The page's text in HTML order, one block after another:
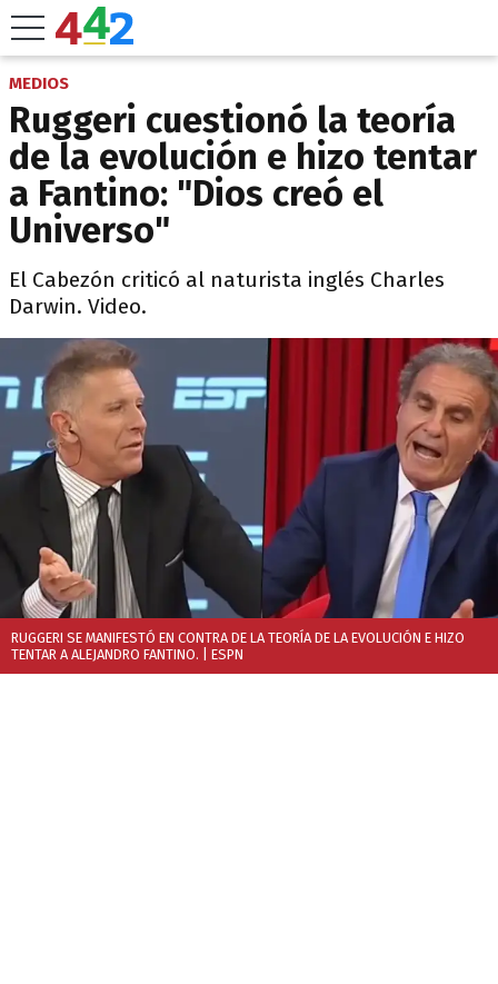
MEDIOS
Ruggeri cuestionó la teoría
de la evolución e hizo tentar
a Fantino: "Dios creó el
Universo"
El Cabezón criticó al naturista inglés Charles
Darwin. Video.
RUGGERI SE MANIFESTÓ EN CONTRA DE LA TEORÍA DE LA EVOLUCIÓN E HIZO
TENTAR A ALEJANDRO FANTINO. | ESPN